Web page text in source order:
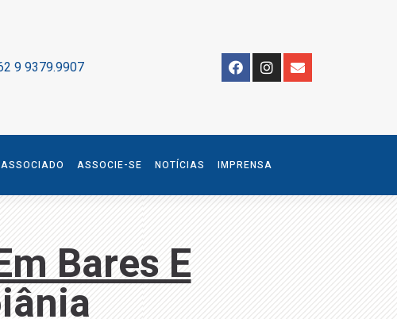
9 9379.9907
ASSOCIE-SE NOTÍCIAS IMPRENSA
Bares E